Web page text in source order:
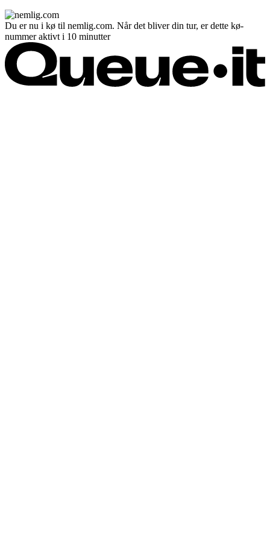
Du er nu i kø til nemlig.com. Når det bliver din tur, er dette kø-
nummer aktivt i 10 minutter